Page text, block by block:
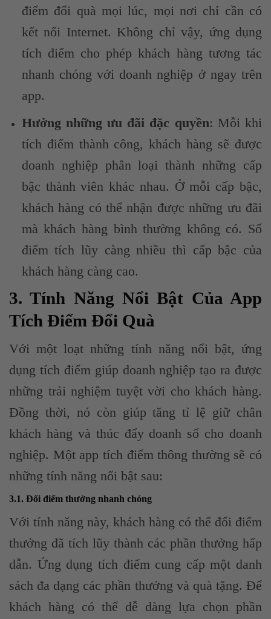
điểm đổi quà mọi lúc, mọi nơi chỉ cần có
kết nối Internet. Không chỉ vậy, ứng dụng
tích điểm cho phép khách hàng tương tác
nhanh chóng với doanh nghiệp ở ngay trên
app.
Hưởng những ưu đãi đặc quyền: Mỗi khi
tích điểm thành công, khách hàng sẽ được
doanh nghiệp phân loại thành những cấp
bậc thành viên khác nhau. Ở mỗi cấp bậc,
khách hàng có thể nhận được những ưu đãi
mà khách hàng bình thường không có. Số
điểm tích lũy càng nhiều thì cấp bậc của
khách hàng càng cao.
3. Tính Năng Nổi Bật Của App
Tích Điểm Đổi Quà
Với một loạt những tính năng nổi bật, ứng
dụng tích điểm giúp doanh nghiệp tạo ra được
những trải nghiệm tuyệt vời cho khách hàng.
Đồng thời, nó còn giúp tăng tỉ lệ giữ chân
khách hàng và thúc đẩy doanh số cho doanh
nghiệp. Một app tích điểm thông thường sẽ có
những tính năng nổi bật sau:
3.1. Đổi điểm thưởng nhanh chóng
Với tính năng này, khách hàng có thể đổi điểm
thưởng đã tích lũy thành các phần thưởng hấp
dẫn. Ứng dụng tích điểm cung cấp một danh
sách đa dạng các phần thưởng và quà tặng. Để
khách hàng có thể dễ dàng lựa chọn phần